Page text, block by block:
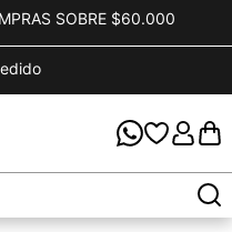
SOBRE $60.000